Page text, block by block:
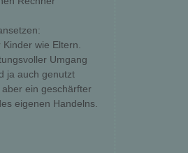
wie Eltern.
Umgang
ja auch genutzt
ein geschärfter
eigenen Handelns.